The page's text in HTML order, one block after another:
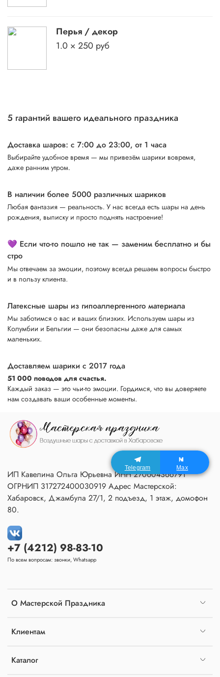
Перья / декор
1.0 × 250 руб
5 гарантий вашего идеального праздника
Доставка шаров: с 7:00 до 23:00, от 1 часа
Выбирайте удобное время — мы привезём шарики вовремя,
даже ранним утром.
В наличии более 5000 различных шариков
Любая фантазия — реальность. У нас всегда есть шары на день
рождения, выписку и просто поднять настроение!
💜 Если что-то пошло не так — заменим бесплатно и бы
стро
Мы отвечаем за эмоции, поэтому всегда решаем вопросы быстро
и в пользу клиента.
Латексные шары из гипоаллергенного материала
Мы заботимся о вас и ваших близких. Используем шары из
Колумбии и Бельгии — они безопасны даже для самых
маленьких.
Доставляем шарики с 2017 года
51 000 поводов для счастья.
Каждый заказ — это чьи-то эмоции. Гордимся, что вы доверяете
нам создавать ваши особенные моменты.
О Мастерской Праздника
Клиентам
Каталог
+7 (4212) 98-83-10
По всем вопросам: звонки, Whatsapp
ИП Кавелина Ольга Юрьевна ИНН 270604366791
ОГРНИП 317272400030919 Адрес Мастерской:
Хабаровск, Джамбула 27/1, 2 подъезд, 1 этаж, домофон
80.
Telegram Max